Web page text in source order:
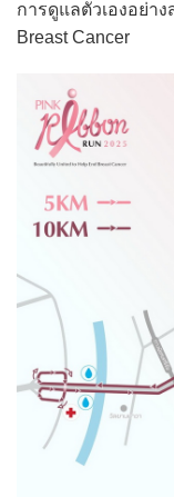
การดูแลตัวเองอย่า
Breast Cancer